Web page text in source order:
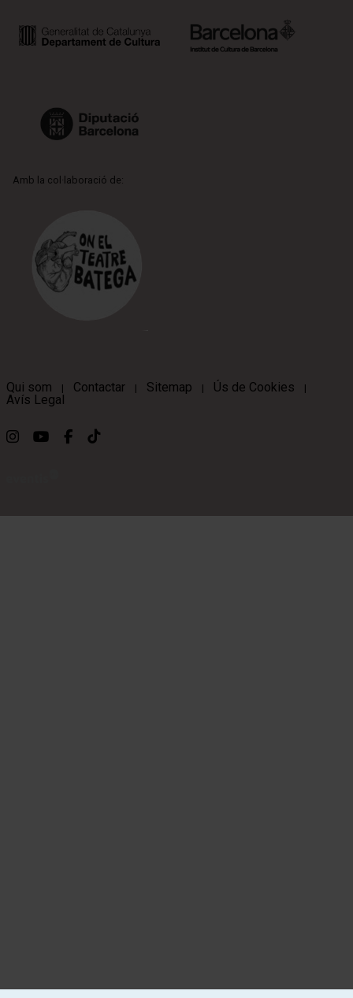
Amb la col·laboració de:
Qui som | Contactar | Sitemap | Ús de Cookies |
Avís Legal
Link a instagram
Link a youtube
Link a facebook
Link a ticktok